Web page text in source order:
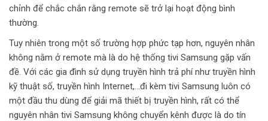
chỉnh để chắc chắn rằng remote sẽ trở lại hoạt động bình
thường.
Tuy nhiên trong một số trường hợp phức tạp hơn, nguyên nhân
không nằm ở remote mà là do hệ thống tivi Samsung gặp vấn
đề. Với các gia đình sử dụng truyền hình trả phí như truyền hình
kỹ thuật số, truyền hình Internet,…đi kèm tivi Samsung luôn có
một đầu thu dùng để giải mã thiết bị truyền hình, rất có thể
nguyên nhân tivi Samsung không chuyển kênh được là do tín